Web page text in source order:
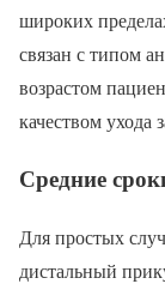
широких
связан с типом
возрастом
качеством ухода
Средние
Для простых
дистальный